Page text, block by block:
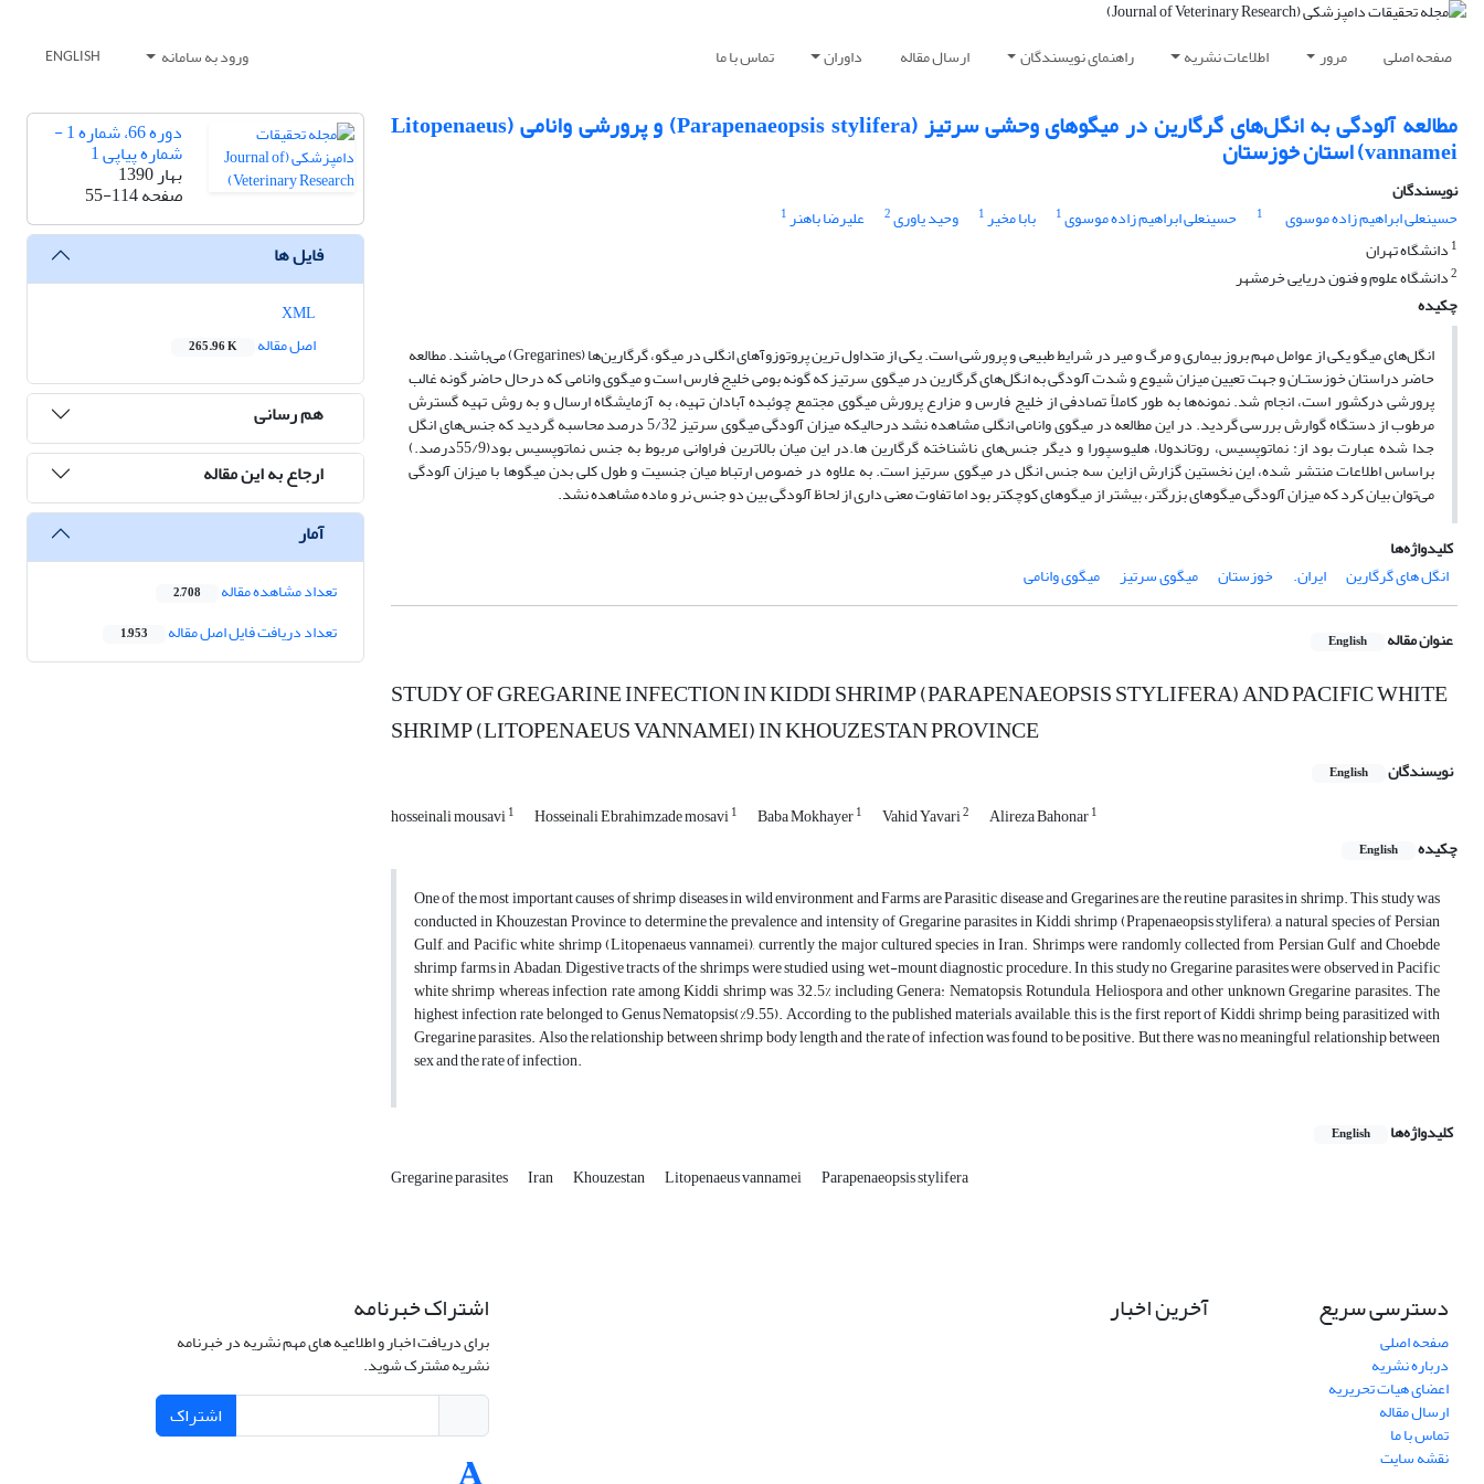
صفحه اصلی مرور اطلاعات نشریه راهنمای نویسندگان ارسال مقاله داوران تماس با ما ورود به سامانه ENGLISH
مطالعه آلودگی به انگل‌های گرگارین در میگو‌‌های وحشی سرتیز (Parapenaeopsis stylifera) و پرورشی وانامی (Litopenaeus
vannamei) استان خوزستان
نویسندگان
حسینعلی ابراهیم زاده موسوی
1 حسینعلی ابراهیم زاده موسوی1 بابا مخیر1 وحید یاوری2 علیرضا باهنر1
1 دانشگاه تهران
2دانشگاه علوم و فنون دریایی خرمشهر
چکیده
‌انگل‌های میگو یکی از عوامل مهم بروز بیماری و مرگ و میر در شرایط طبیعی و پرورشی است. یکی از متداول ترین پروتوزوآهای انگلی در میگو، گرگارین‌ها (Gregarines)‌ می‌باشند. مطالعه
حاضر دراستان خوزستـان و جهت تعیین میزان شیوع و شدت آلودگی به انگل‌های گرگارین در میگوی سرتیز که گونه بومی خلیج فارس است و میگوی وانامی که درحال حاضر گونه غالب
پرورشی درکشور است، انجام شد. نمونه‌ها به طور کاملاً تصادفی از خلیج فارس و مزارع پرورش میگوی مجتمع چوئبده آبادان تهیه، به آزمایشگاه ارسال و به روش تهیه گسترش
مرطوب از دستگاه گوارش بررسی گردید. در این مطالعه در میگوی وانامی انگلی مشاهده نشد درحالیکه میزان آلودگی میگوی سرتیز 5/32 درصد محاسبه گردید که جنس‌های انگل
جدا شده عبارت بود از:‌ ‌نماتوپسیس، روتاندولا، هلیوسپورا و دیگر جنس‌های ناشناخته گرگارین ها.در این میان بالاترین فراوانی مربوط به جنس نماتوپسیس بود(55/9درصد.)
براساس اطلاعات منتشر شده، این نخستین گزارش ازاین سه جنس انگل در میگوی سرتیز است. به علاوه در خصوص ارتباط میان جنسیت و طول کلی بدن میگوها با میزان آلودگی
می‌توان بیان کرد که میزان آلودگی میگوهای بزرگتر، بیشتر از میگوهای کوچکتر بود اما تفاوت معنی داری از لحاظ آلودگی بین دو جنس نر و ماده مشاهده نشد.
کلیدواژه‌ها
انگل های گرگارین
ایران. خوزستان میگوی سرتیز میگوی وانامی
عنوان مقاله English
STUDY OF GREGARINE INFECTION IN KIDDI SHRIMP (PARAPENAEOPSIS STYLIFERA) AND PACIFIC WHITE
SHRIMP (LITOPENAEUS VANNAMEI) IN KHOUZESTAN PROVINCE
نویسندگان English
hosseinali mousavi1 Hosseinali Ebrahimzade mosavi1 Baba Mokhayer1 Vahid Yavari2 Alireza Bahonar1
چکیده English
One of the most important causes of shrimp diseases in wild environment and Farms are Parasitic disease and Gregarines are the reutine parasites in shrimp. This study was
conducted in Khouzestan Province to determine the prevalence and intensity of Gregarine parasites in Kiddi shrimp (Prapenaeopsis stylifera), a natural species of Persian
Gulf, and Pacific white shrimp (Litopenaeus vannamei), currently the major cultured species in Iran. Shrimps were randomly collected from Persian Gulf and Choebde
shrimp farms in Abadan, Digestive tracts of the shrimps were studied using wet-mount diagnostic procedure. In this study no Gregarine parasites were observed in Pacific
white shrimp whereas infection rate among Kiddi shrimp was 32.5% including Genera: Nematopsis, Rotundula, Heliospora and other unknown Gregarine parasites. The
highest infection rate belonged to Genus Nematopsis(%9.55). According to the published materials available, this is the first report of Kiddi shrimp being parasitized with
Gregarine parasites. Also the relationship between shrimp body length and the rate of infection was found to be positive. But there was no meaningful relationship between
sex and the rate of infection.
کلیدواژه‌ها English
Gregarine parasites Iran Khouzestan Litopenaeus vannamei Parapenaeopsis stylifera
دوره 66، شماره 1 -
شماره پیاپی 1
بهار 1390
صفحه55-114
فایل ها
اصل مقاله
265.96 K
هم رسانی
ارجاع به این مقاله
آمار
تعداد مشاهده مقاله 2,708
تعداد دریافت فایل اصل مقاله 1,953
دسترسی سریع
صفحه اصلی
درباره نشریه
اعضای هیات تحریریه
ارسال مقاله
تماس با ما
نقشه سایت
آخرین اخبار اشتراک خبرنامه
برای دریافت اخبار و اطلاعیه های مهم نشریه در خبرنامه
نشریه مشترک شوید.
اشتراک